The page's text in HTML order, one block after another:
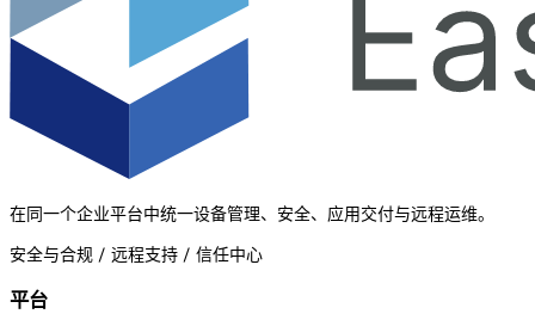
在同一个企业平台中统一设备管理、安全、应用交付与远程运维。
安全与合规 / 远程支持 / 信任中心
平台